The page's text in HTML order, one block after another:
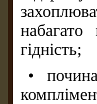
гідність;
•